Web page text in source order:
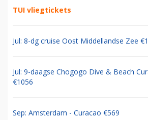
TUI vliegtickets
Jul: 8-dg cruise Oost Middellandse Zee
Jul: 9-daagse Chogogo Dive & Beach
€1056
Sep: Amsterdam - Curacao €569